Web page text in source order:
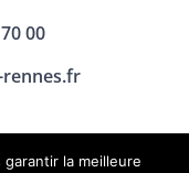
00
rennes.fr
la meilleure